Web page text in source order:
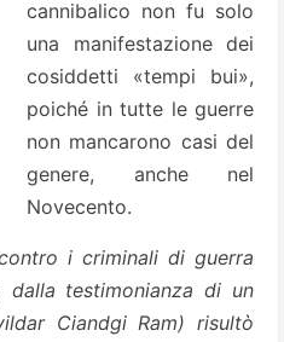
cannibalico non fu solo
una manifestazione dei
cosiddetti «tempi bui»,
poiché in tutte le guerre
non mancarono casi del
genere, anche nel
Novecento.
i criminali di guerra
dalla testimonianza di un
Ciandgi Ram) risultò